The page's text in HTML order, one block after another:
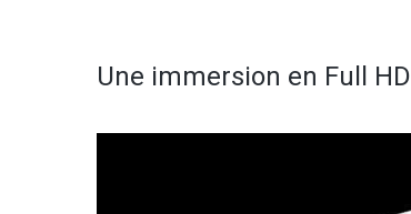
Une immersion en Full HD